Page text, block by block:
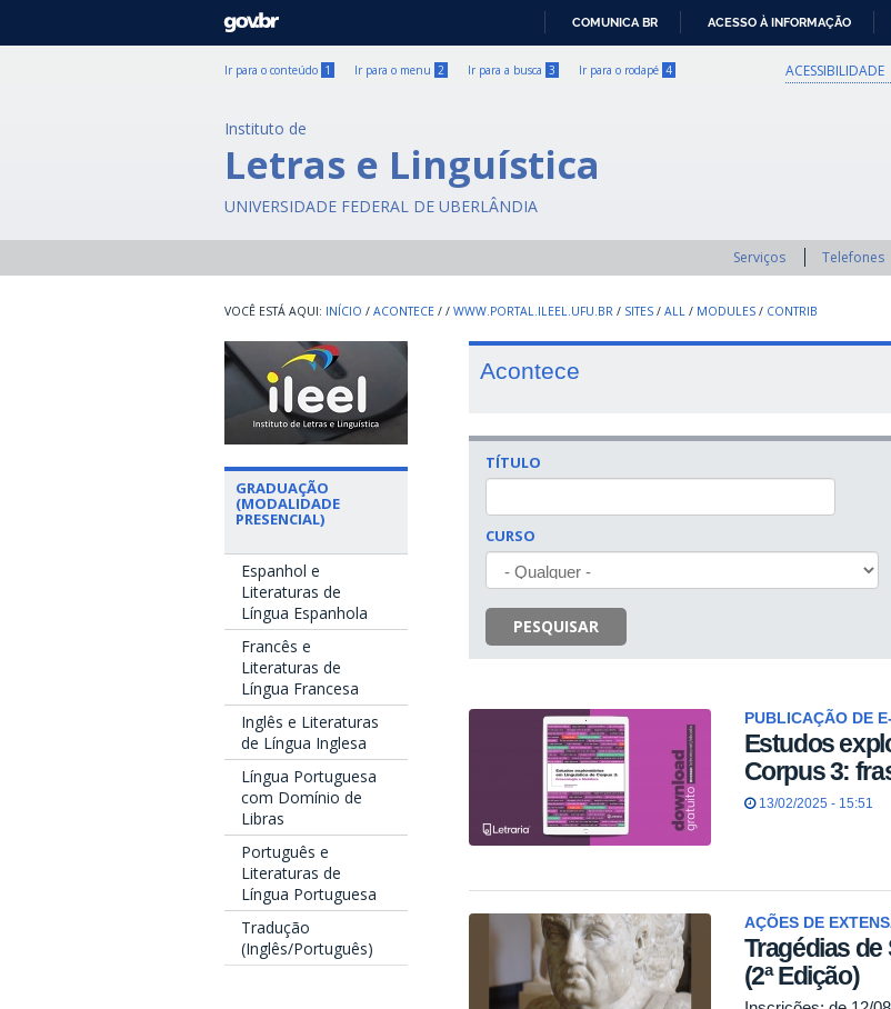
GOVBR
COMUNICA BR ACESSO À INFORMAÇÃO
Ir para o conteúdo 1 Ir para o menu 2 Ir para a busca 3 Ir para o rodapé 4 ACESSIBILIDADE
Instituto de
Letras e Linguística
UNIVERSIDADE FEDERAL DE UBERLÂNDIA
Serviços Telefones
INÍCIO / ACONTECE / / WWW.PORTAL.ILEEL.UFU.BR / SITES / ALL / MODULES / CONTRIB
GRADUAÇÃO
(MODALIDADE
PRESENCIAL)
Espanhol e
Literaturas de
Língua Espanhola
Francês e
Literaturas de
Língua Francesa
Inglês e Literaturas
de Língua Inglesa
Língua Portuguesa
com Domínio de
Libras
Português e
Literaturas de
Língua Portuguesa
Tradução
(Inglês/Português)
Acontece
TÍTULO
CURSO
PESQUISAR
PUBLICAÇÃO DE
Estudos
Corpus 3:
13/02/2025 - 15:51
AÇÕES DE
Tragédias
(2ª Edição)